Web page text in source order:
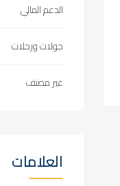
الدعم المالي
جولات ورحلات
غير مصنف
العلامات